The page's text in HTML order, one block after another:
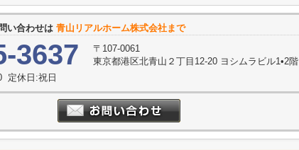
い合わせは 青山リアルホーム株式会社まで
3637
〒107-0061
東京都港区北青山２丁目12-20 ヨシムラビル1•2階
定休日:祝日